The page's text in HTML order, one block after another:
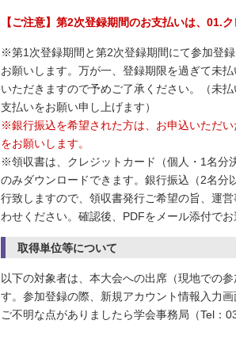
【ご注意】第2次登録期間のお支払いは、01.
※第1次登録期間と第2次登録期間にて参加登
お願いします。万が一、登録期限を過ぎて未
いただきますので予めご了承ください。（未
支払いをお願い申し上げます）
※銀行振込を希望された方は、お申込いただ
をお願いします。
※領収書は、クレジットカード（個人・1名分
のみダウンロードできます。銀行振込（2名分
行致しますので、領収書発行ご希望の旨、運
わせください。確認後、PDFをメール添付でお
取得単位等について
以下の対象者は、本大会への出席（現地での
す。参加登録の際、新規アカウント情報入力
ご不明な点がありましたら学会事務局（Tel：